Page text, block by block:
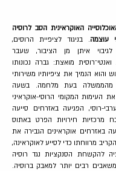
האוקראינית הסב לרוסיה
עוצמה. בניגוד לציפיית הרוסים,
איתן מן הציבור, שעבר
מואצת: גברה נכונותו
והוא הנמיך את ציפיותיו משירותי
מהממשלה בעת מלחמה. בשעה
העימות המקומי הרוסי-אוקראיני
רוסי, הפגיעה באזרחים סייעה
מרכזיות חירויות הפרט באתוס
באזרחים אוקראינים הגבירה את
מרווחתו כדי לסייע לאוקראינה,
להקשחת הסנקציות נגד רוסיה
רבים יותר למאבק ברוסיה.